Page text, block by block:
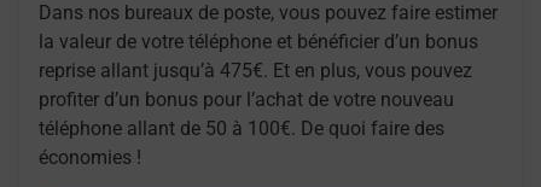
Dans nos bureaux de poste, vous pouvez faire estimer
la valeur de votre téléphone et bénéficier d’un bonus
reprise allant jusqu’à 475€. Et en plus, vous pouvez
profiter d’un bonus pour l’achat de votre nouveau
téléphone allant de 50 à 100€. De quoi faire des
économies !